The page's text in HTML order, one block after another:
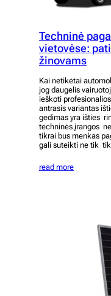
Techninė
vietovėse:
žinovams
Kai netikėtai
jog daugelis
ieškoti
antrasis variantas
gedimas yra išties
techninės įrangos
tikrai bus menkas
gali suteikti ne tik
read more